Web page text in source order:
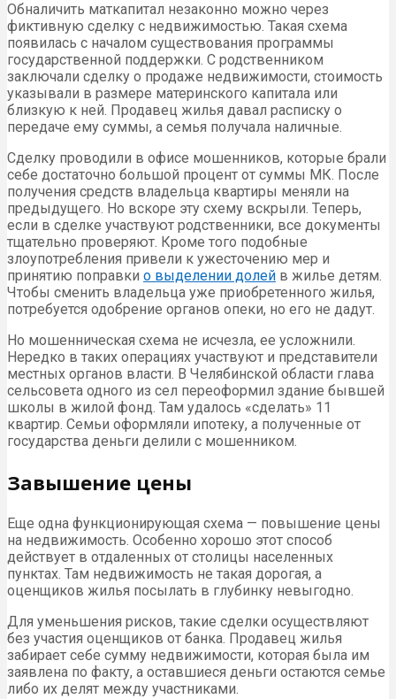
Обналичить маткапитал незаконно можно через
фиктивную сделку с недвижимостью. Такая схема
появилась с началом существования программы
государственной поддержки. С родственником
заключали сделку о продаже недвижимости, стоимость
указывали в размере материнского капитала или
близкую к ней. Продавец жилья давал расписку о
передаче ему суммы, а семья получала наличные.
Сделку проводили в офисе мошенников, которые брали
себе достаточно большой процент от суммы МК. После
получения средств владельца квартиры меняли на
предыдущего. Но вскоре эту схему вскрыли. Теперь,
если в сделке участвуют родственники, все документы
тщательно проверяют. Кроме того подобные
злоупотребления привели к ужесточению мер и
принятию поправки о выделении долей в жилье детям.
Чтобы сменить владельца уже приобретенного жилья,
потребуется одобрение органов опеки, но его не дадут.
Но мошенническая схема не исчезла, ее усложнили.
Нередко в таких операциях участвуют и представители
местных органов власти. В Челябинской области глава
сельсовета одного из сел переоформил здание бывшей
школы в жилой фонд. Там удалось «сделать» 11
квартир. Семьи оформляли ипотеку, а полученные от
государства деньги делили с мошенником.
Завышение цены
Еще одна функционирующая схема — повышение цены
на недвижимость. Особенно хорошо этот способ
действует в отдаленных от столицы населенных
пунктах. Там недвижимость не такая дорогая, а
оценщиков жилья посылать в глубинку невыгодно.
Для уменьшения рисков, такие сделки осуществляют
без участия оценщиков от банка. Продавец жилья
забирает себе сумму недвижимости, которая была им
заявлена по факту, а оставшиеся деньги остаются семье
либо их делят между участниками.